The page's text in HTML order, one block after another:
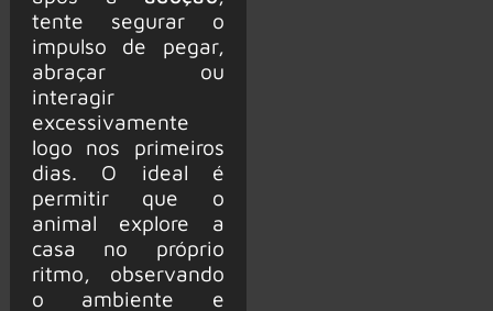
tente segurar o
impulso de pegar,
abraçar ou
interagir
excessivamente
logo nos primeiros
dias. O ideal é
permitir que o
animal explore a
casa no próprio
ritmo, observando
o ambiente e